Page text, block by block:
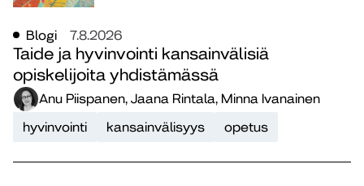
Blogi 7.8.2026
Taide ja hyvinvointi kansainvälisiä
opiskelijoita yhdistämässä
Anu Piispanen, Jaana Rintala, Minna Ivanainen
hyvinvointi
kansainvälisyys opetus